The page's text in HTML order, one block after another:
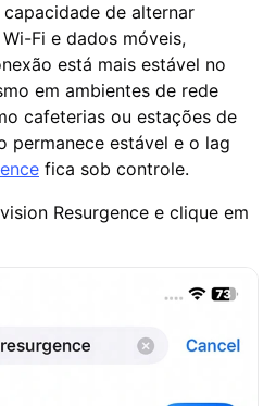
de alternar
Fi e dados móveis,
está mais estável no
em ambientes de rede
cafeterias ou estações de
permanece estável e o lag
fica sob controle.
Resurgence e clique em